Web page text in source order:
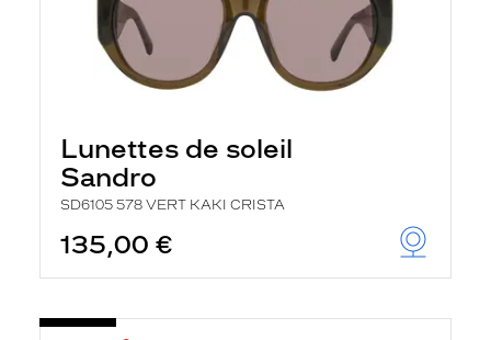
Lunettes de soleil
Sandro
SD6105 578 VERT KAKI CRISTA
135,00 €